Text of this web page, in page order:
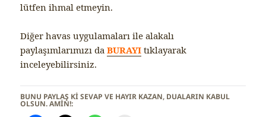
lütfen ihmal etmeyin.
Diğer havas uygulamaları ile alakalı
paylaşımlarımızı daBURAYI tıklayarak
inceleyebilirsiniz.
BUNU PAYLAŞ KI SEVAP VE HAYIR KAZAN, DUALARIN KABUL
OLSUN. AMİN!: